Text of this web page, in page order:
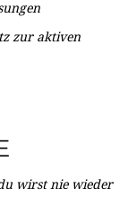
zur aktiven
wirst nie wieder